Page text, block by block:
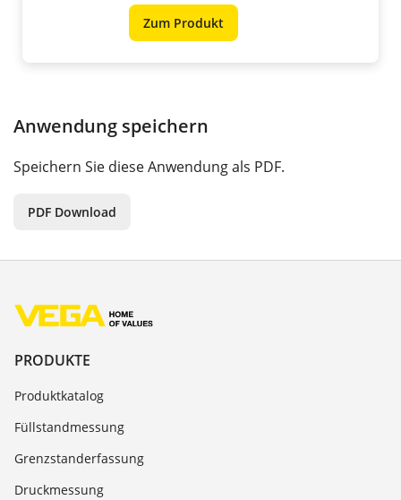
Zum Produkt
Anwendung speichern
Speichern Sie diese Anwendung als PDF.
PDF Download
PRODUKTE
Produktkatalog
Füllstandmessung
Grenzstanderfassung
Druckmessung